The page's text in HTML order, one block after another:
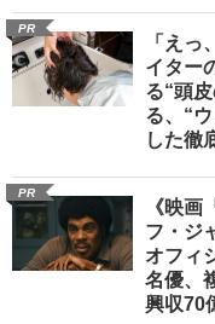
PR
「え
イター
る“頭
る、“
した徹
PR
《映
フ・ジ
オフィ
名優、
興収70